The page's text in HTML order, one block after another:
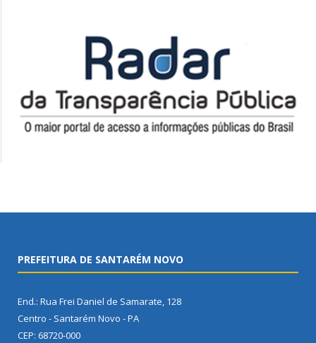
PREFEITURA DE SANTARÉM NOVO
End.: Rua Frei Daniel de Samarate, 128
Centro - Santarém Novo - PA
CEP: 68720-000